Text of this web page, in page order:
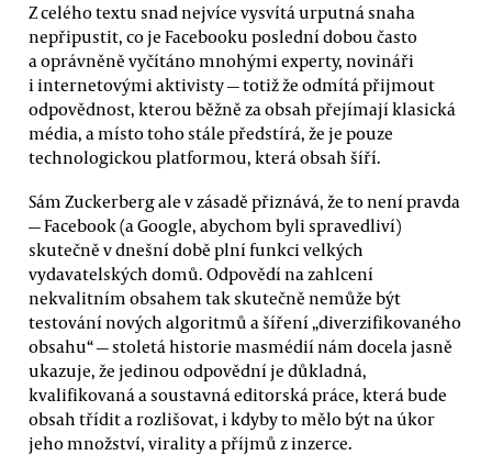
Z celého textu snad nejvíce vysvítá urputná snaha
nepřipustit, co je Facebooku poslední dobou často
a oprávněně vyčítáno mnohými experty, novináři
i internetovými aktivisty — totiž že odmítá přijmout
odpovědnost, kterou běžně za obsah přejímají klasická
média, a místo toho stále předstírá, že je pouze
technologickou platformou, která obsah šíří.
Sám Zuckerberg ale v zásadě přiznává, že to není pravda
— Facebook (a Google, abychom byli spravedliví)
skutečně v dnešní době plní funkci velkých
vydavatelských domů. Odpovědí na zahlcení
nekvalitním obsahem tak skutečně nemůže být
testování nových algoritmů a šíření „diverzifikovaného
obsahu“ — stoletá historie masmédií nám docela jasně
ukazuje, že jedinou odpovědní je důkladná,
kvalifikovaná a soustavná editorská práce, která bude
obsah třídit a rozlišovat, i kdyby to mělo být na úkor
jeho množství, virality a příjmů z inzerce.